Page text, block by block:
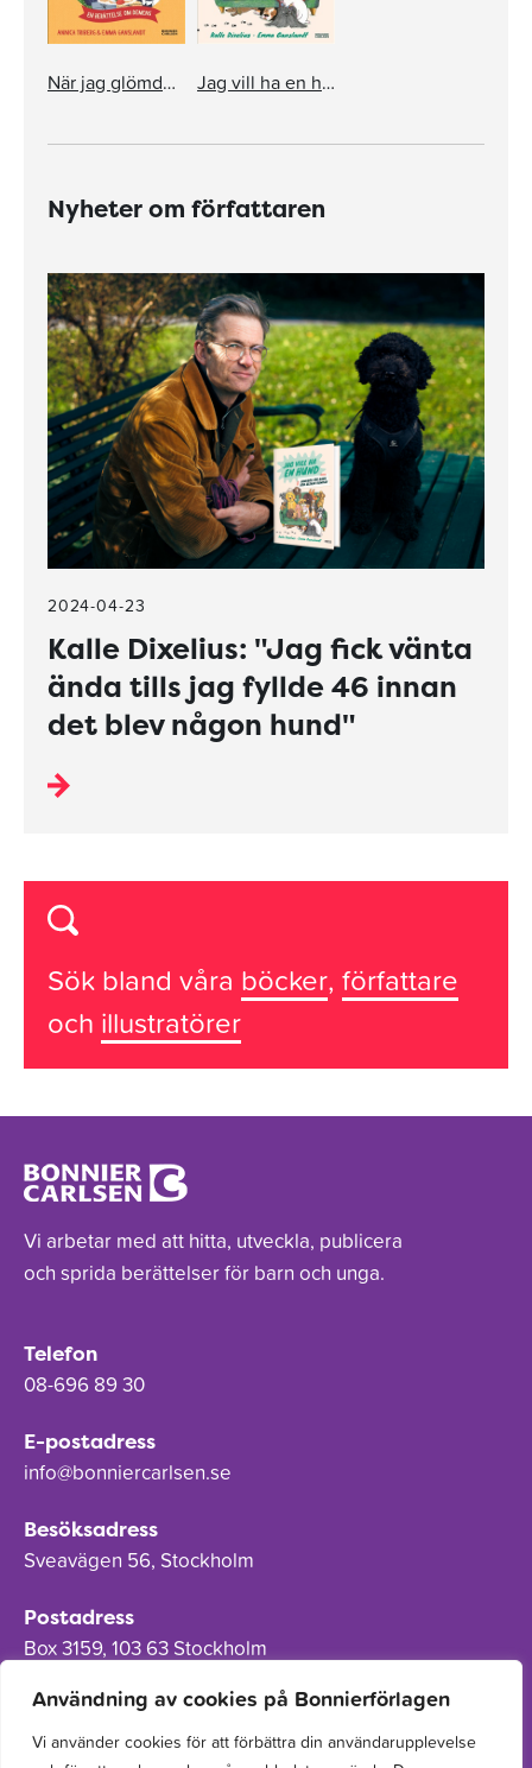
Användning av cookies på Bonnierförlagen
Vi använder cookies för att förbättra din användarupplevelse
När jag glömde min födelsedag - en berättelse om demens Jag vill ha en hund! Handbok för barn som älskar hundar
Nyheter om författaren
2024-04-23
Kalle Dixelius: "Jag fick vänta
ända tills jag fyllde 46 innan
det blev någon hund"
Sök bland våra böcker, författare
och illustratörer
Vi arbetar med att hitta, utveckla, publicera
och sprida berättelser för barn och unga.
Telefon
08-696 89 30
E-postadress
info@bonniercarlsen.se
Besöksadress
Sveavägen 56, Stockholm
Postadress
Box 3159, 103 63 Stockholm